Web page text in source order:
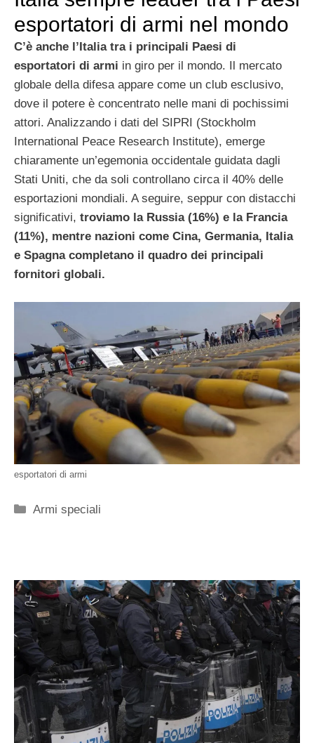
esportatori di armi nel mondo
C’è anche l’Italia tra i principali Paesi di
esportatori di armi in giro per il mondo. Il mercato
globale della difesa appare come un club esclusivo,
dove il potere è concentrato nelle mani di pochissimi
attori. Analizzando i dati del SIPRI (Stockholm
International Peace Research Institute), emerge
chiaramente un’egemonia occidentale guidata dagli
Stati Uniti, che da soli controllano circa il 40% delle
esportazioni mondiali. A seguire, seppur con distacchi
significativi, troviamo la Russia (16%) e la Francia
(11%), mentre nazioni come Cina, Germania, Italia
e Spagna completano il quadro dei principali
fornitori globali.
esportatori di armi
Categorie
Armi speciali